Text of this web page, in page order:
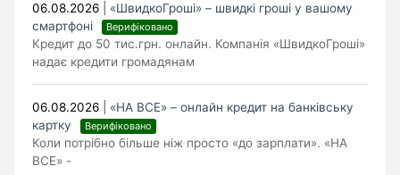
06.08.2026
«ШвидкоГроші» – швидкі гроші у вашому
смартфоні
Верифіковано
Кредит до 50 тис.грн. онлайн. Компанія «ШвидкоГроші»
надає кредити громадянам
06.08.2026
«НА ВСЕ» – онлайн кредит на банківську
картку
Верифіковано
Коли потрібно більше ніж просто «до зарплати». «НА
ВСЕ» -